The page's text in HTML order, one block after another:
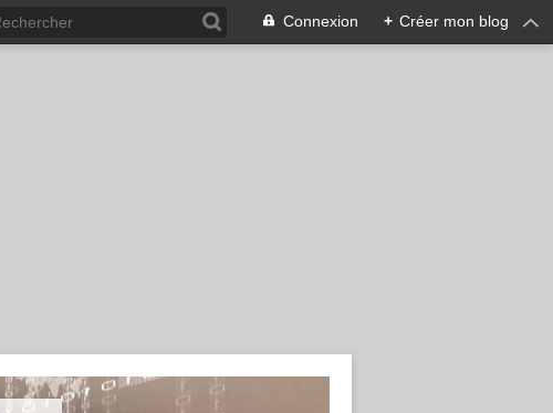
Connexion + Créer mon blog